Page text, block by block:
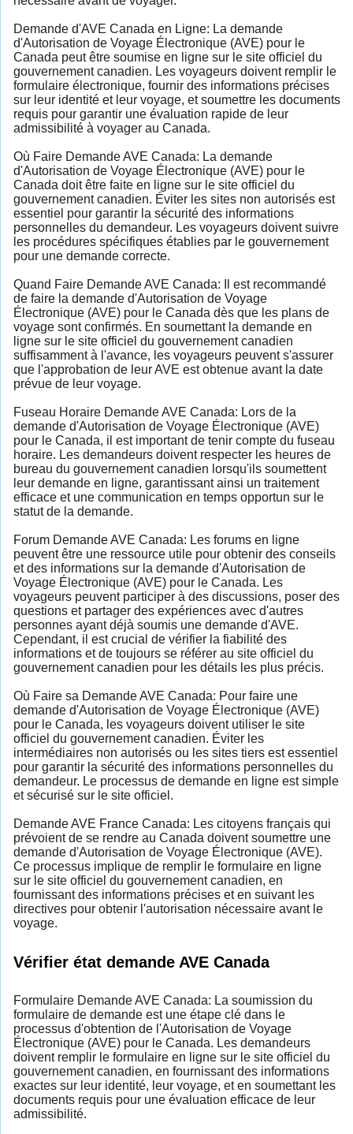
Demande d'AVE Canada en Ligne: La demande
d'Autorisation de Voyage Électronique (AVE) pour le
Canada peut être soumise en ligne sur le site officiel du
gouvernement canadien. Les voyageurs doivent remplir le
formulaire électronique, fournir des informations précises
sur leur identité et leur voyage, et soumettre les documents
requis pour garantir une évaluation rapide de leur
admissibilité à voyager au Canada.
Où Faire Demande AVE Canada: La demande
d'Autorisation de Voyage Électronique (AVE) pour le
Canada doit être faite en ligne sur le site officiel du
gouvernement canadien. Éviter les sites non autorisés est
essentiel pour garantir la sécurité des informations
personnelles du demandeur. Les voyageurs doivent suivre
les procédures spécifiques établies par le gouvernement
pour une demande correcte.
Quand Faire Demande AVE Canada: Il est recommandé
de faire la demande d'Autorisation de Voyage
Électronique (AVE) pour le Canada dès que les plans de
voyage sont confirmés. En soumettant la demande en
ligne sur le site officiel du gouvernement canadien
suffisamment à l'avance, les voyageurs peuvent s'assurer
que l'approbation de leur AVE est obtenue avant la date
prévue de leur voyage.
Fuseau Horaire Demande AVE Canada: Lors de la
demande d'Autorisation de Voyage Électronique (AVE)
pour le Canada, il est important de tenir compte du fuseau
horaire. Les demandeurs doivent respecter les heures de
bureau du gouvernement canadien lorsqu'ils soumettent
leur demande en ligne, garantissant ainsi un traitement
efficace et une communication en temps opportun sur le
statut de la demande.
Forum Demande AVE Canada: Les forums en ligne
peuvent être une ressource utile pour obtenir des conseils
et des informations sur la demande d'Autorisation de
Voyage Électronique (AVE) pour le Canada. Les
voyageurs peuvent participer à des discussions, poser des
questions et partager des expériences avec d'autres
personnes ayant déjà soumis une demande d'AVE.
Cependant, il est crucial de vérifier la fiabilité des
informations et de toujours se référer au site officiel du
gouvernement canadien pour les détails les plus précis.
Où Faire sa Demande AVE Canada: Pour faire une
demande d'Autorisation de Voyage Électronique (AVE)
pour le Canada, les voyageurs doivent utiliser le site
officiel du gouvernement canadien. Éviter les
intermédiaires non autorisés ou les sites tiers est essentiel
pour garantir la sécurité des informations personnelles du
demandeur. Le processus de demande en ligne est simple
et sécurisé sur le site officiel.
Demande AVE France Canada: Les citoyens français qui
prévoient de se rendre au Canada doivent soumettre une
demande d'Autorisation de Voyage Électronique (AVE).
Ce processus implique de remplir le formulaire en ligne
sur le site officiel du gouvernement canadien, en
fournissant des informations précises et en suivant les
directives pour obtenir l'autorisation nécessaire avant le
voyage.
Vérifier état demande AVE Canada
Formulaire Demande AVE Canada: La soumission du
formulaire de demande est une étape clé dans le
processus d'obtention de l'Autorisation de Voyage
Électronique (AVE) pour le Canada. Les demandeurs
doivent remplir le formulaire en ligne sur le site officiel du
gouvernement canadien, en fournissant des informations
exactes sur leur identité, leur voyage, et en soumettant les
documents requis pour une évaluation efficace de leur
admissibilité.